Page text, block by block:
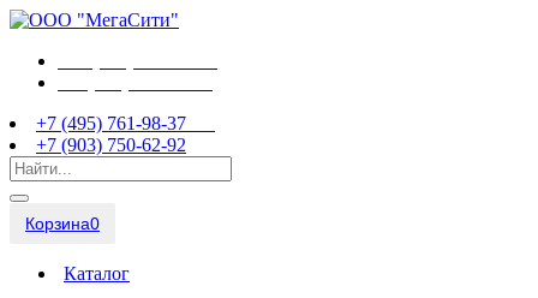
+7 (495) 761-98-37
+7 (903) 750-62-92
Корзина0
Каталог